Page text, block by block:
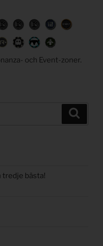
och Event-zoner.
tredje bästa!